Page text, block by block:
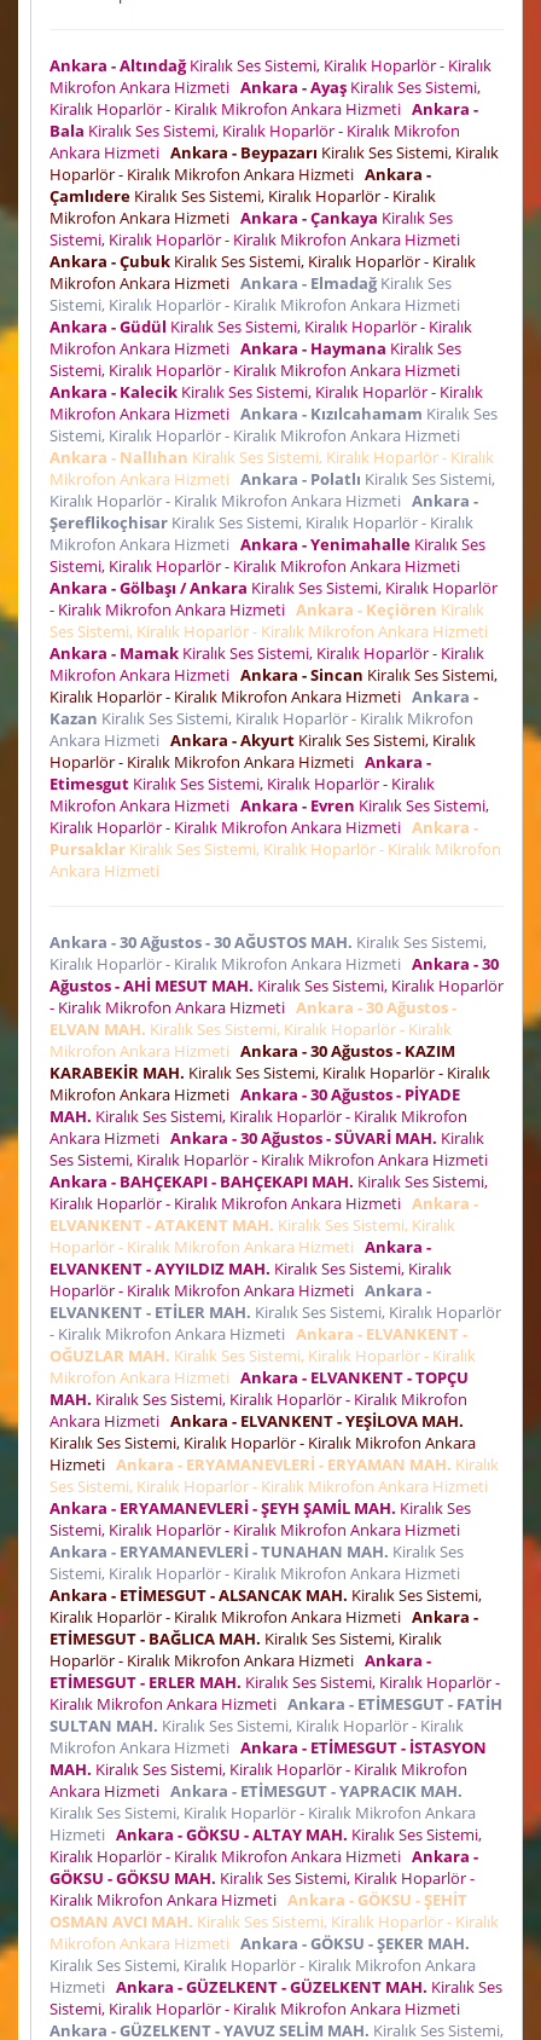
Ankara - AltındağKiralık Ses Sistemi, Kiralık Hoparlör - Kiralık
Mikrofon Ankara Hizmeti Ankara - Ayaş Kiralık Ses Sistemi,
Kiralık Hoparlör - Kiralık Mikrofon Ankara Hizmeti Ankara -
Bala Kiralık Ses Sistemi, Kiralık Hoparlör - Kiralık Mikrofon
Ankara Hizmeti Ankara - Beypazarı Kiralık Ses Sistemi, Kiralık
Hoparlör - Kiralık Mikrofon Ankara Hizmeti Ankara -
Çamlıdere Kiralık Ses Sistemi, Kiralık Hoparlör - Kiralık
Mikrofon Ankara Hizmeti Ankara - Çankaya Kiralık Ses
Sistemi, Kiralık Hoparlör - Kiralık Mikrofon Ankara Hizmeti
Ankara - Çubuk Kiralık Ses Sistemi, Kiralık Hoparlör - Kiralık
Mikrofon Ankara Hizmeti Ankara - ElmadağKiralık Ses
Sistemi, Kiralık Hoparlör - Kiralık Mikrofon Ankara Hizmeti
Ankara - Güdül Kiralık Ses Sistemi, Kiralık Hoparlör - Kiralık
Mikrofon Ankara Hizmeti Ankara - Haymana Kiralık Ses
Sistemi, Kiralık Hoparlör - Kiralık Mikrofon Ankara Hizmeti
Ankara - Kalecik Kiralık Ses Sistemi, Kiralık Hoparlör - Kiralık
Mikrofon Ankara Hizmeti Ankara - Kızılcahamam Kiralık Ses
Sistemi, Kiralık Hoparlör - Kiralık Mikrofon Ankara Hizmeti
Ankara - Nallıhan Kiralık Ses Sistemi, Kiralık Hoparlör - Kiralık
Mikrofon Ankara Hizmeti Ankara - Polatlı Kiralık Ses Sistemi,
Kiralık Hoparlör - Kiralık Mikrofon Ankara Hizmeti Ankara -
Şereflikoçhisar Kiralık Ses Sistemi, Kiralık Hoparlör - Kiralık
Mikrofon Ankara Hizmeti Ankara - Yenimahalle Kiralık Ses
Sistemi, Kiralık Hoparlör - Kiralık Mikrofon Ankara Hizmeti
Ankara - Gölbaşı / Ankara Kiralık Ses Sistemi, Kiralık Hoparlör
- Kiralık Mikrofon Ankara Hizmeti Ankara - Keçiören Kiralık
Ses Sistemi, Kiralık Hoparlör - Kiralık Mikrofon Ankara Hizmeti
Ankara - Mamak Kiralık Ses Sistemi, Kiralık Hoparlör - Kiralık
Mikrofon Ankara Hizmeti Ankara - Sincan Kiralık Ses Sistemi,
Kiralık Hoparlör - Kiralık Mikrofon Ankara Hizmeti Ankara -
Kazan Kiralık Ses Sistemi, Kiralık Hoparlör - Kiralık Mikrofon
Ankara Hizmeti Ankara - Akyurt Kiralık Ses Sistemi, Kiralık
Hoparlör - Kiralık Mikrofon Ankara Hizmeti Ankara -
Etimesgut Kiralık Ses Sistemi, Kiralık Hoparlör - Kiralık
Mikrofon Ankara Hizmeti Ankara - Evren Kiralık Ses Sistemi,
Kiralık Hoparlör - Kiralık Mikrofon Ankara Hizmeti Ankara -
Pursaklar Kiralık Ses Sistemi, Kiralık Hoparlör - Kiralık Mikrofon
Ankara Hizmeti
Ankara - 30 Ağustos - 30 AĞUSTOS MAH. Kiralık Ses Sistemi,
Kiralık Hoparlör - Kiralık Mikrofon Ankara Hizmeti Ankara - 30
Ağustos - AHİ MESUT MAH. Kiralık Ses Sistemi, Kiralık Hoparlör
- Kiralık Mikrofon Ankara Hizmeti Ankara - 30 Ağustos -
ELVAN MAH. Kiralık Ses Sistemi, Kiralık Hoparlör - Kiralık
Mikrofon Ankara Hizmeti Ankara - 30 Ağustos - KAZIM
KARABEKİR MAH. Kiralık Ses Sistemi, Kiralık Hoparlör - Kiralık
Mikrofon Ankara Hizmeti Ankara - 30 Ağustos - PİYADE
MAH. Kiralık Ses Sistemi, Kiralık Hoparlör - Kiralık Mikrofon
Ankara Hizmeti Ankara - 30 Ağustos - SÜVARİ MAH. Kiralık
Ses Sistemi, Kiralık Hoparlör - Kiralık Mikrofon Ankara Hizmeti
Ankara - BAHÇEKAPI - BAHÇEKAPI MAH. Kiralık Ses Sistemi,
Kiralık Hoparlör - Kiralık Mikrofon Ankara Hizmeti Ankara -
ELVANKENT - ATAKENT MAH. Kiralık Ses Sistemi, Kiralık
Hoparlör - Kiralık Mikrofon Ankara Hizmeti Ankara -
ELVANKENT - AYYILDIZ MAH. Kiralık Ses Sistemi, Kiralık
Hoparlör - Kiralık Mikrofon Ankara Hizmeti Ankara -
ELVANKENT - ETİLER MAH. Kiralık Ses Sistemi, Kiralık Hoparlör
- Kiralık Mikrofon Ankara Hizmeti Ankara - ELVANKENT -
OĞUZLAR MAH. Kiralık Ses Sistemi, Kiralık Hoparlör - Kiralık
Mikrofon Ankara Hizmeti Ankara - ELVANKENT - TOPÇU
MAH. Kiralık Ses Sistemi, Kiralık Hoparlör - Kiralık Mikrofon
Ankara Hizmeti Ankara - ELVANKENT - YEŞİLOVA MAH.
Kiralık Ses Sistemi, Kiralık Hoparlör - Kiralık Mikrofon Ankara
Hizmeti Ankara - ERYAMANEVLERİ - ERYAMAN MAH. Kiralık
Ses Sistemi, Kiralık Hoparlör - Kiralık Mikrofon Ankara Hizmeti
Ankara - ERYAMANEVLERİ - ŞEYH ŞAMİL MAH. Kiralık Ses
Sistemi, Kiralık Hoparlör - Kiralık Mikrofon Ankara Hizmeti
Ankara - ERYAMANEVLERİ - TUNAHAN MAH. Kiralık Ses
Sistemi, Kiralık Hoparlör - Kiralık Mikrofon Ankara Hizmeti
Ankara - ETİMESGUT - ALSANCAK MAH. Kiralık Ses Sistemi,
Kiralık Hoparlör - Kiralık Mikrofon Ankara Hizmeti Ankara -
ETİMESGUT - BAĞLICA MAH. Kiralık Ses Sistemi, Kiralık
Hoparlör - Kiralık Mikrofon Ankara Hizmeti Ankara -
ETİMESGUT - ERLER MAH. Kiralık Ses Sistemi, Kiralık Hoparlör -
Kiralık Mikrofon Ankara Hizmeti Ankara - ETİMESGUT - FATİH
SULTAN MAH. Kiralık Ses Sistemi, Kiralık Hoparlör - Kiralık
Mikrofon Ankara Hizmeti Ankara - ETİMESGUT - İSTASYON
MAH. Kiralık Ses Sistemi, Kiralık Hoparlör - Kiralık Mikrofon
Ankara Hizmeti Ankara - ETİMESGUT - YAPRACIK MAH.
Kiralık Ses Sistemi, Kiralık Hoparlör - Kiralık Mikrofon Ankara
Hizmeti Ankara - GÖKSU - ALTAY MAH. Kiralık Ses Sistemi,
Kiralık Hoparlör - Kiralık Mikrofon Ankara Hizmeti Ankara -
GÖKSU - GÖKSU MAH. Kiralık Ses Sistemi, Kiralık Hoparlör -
Kiralık Mikrofon Ankara Hizmeti Ankara - GÖKSU - ŞEHİT
OSMAN AVCI MAH. Kiralık Ses Sistemi, Kiralık Hoparlör - Kiralık
Mikrofon Ankara Hizmeti Ankara - GÖKSU - ŞEKER MAH.
Kiralık Ses Sistemi, Kiralık Hoparlör - Kiralık Mikrofon Ankara
Hizmeti Ankara - GÜZELKENT - GÜZELKENT MAH. Kiralık Ses
Sistemi, Kiralık Hoparlör - Kiralık Mikrofon Ankara Hizmeti
Ankara - GÜZELKENT - YAVUZ SELİM MAH. Kiralık Ses Sistemi,